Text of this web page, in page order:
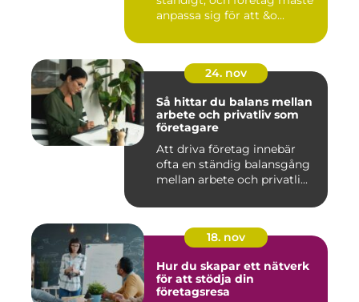
anpassa sig för att &o...
24. nov
Så hittar du balans mellan
arbete och privatliv som
företagare
Att driva företag innebär
ofta en ständig balansgång
mellan arbete och privatli...
18. nov
Hur du skapar ett nätverk
för att stödja din
företagsresa